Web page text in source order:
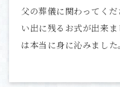
父の葬儀に関わってく
い出に残るお式が出来
は本当に身に沁みました